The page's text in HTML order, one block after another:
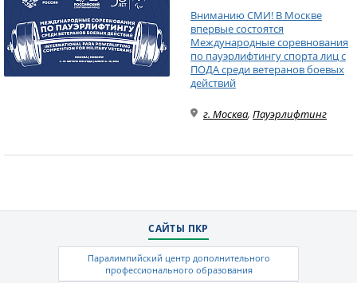
Вниманию СМИ! В Москве
впервые состоятся
Международные соревнования
по пауэрлифтингу спорта лиц с
ПОДА среди ветеранов боевых
действий
г. Москва, Пауэрлифтинг
САЙТЫ ПКР
Паралимпийский центр дополнительного
профессионального образования